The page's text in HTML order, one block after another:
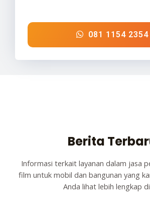
081 1154 2354
Berita
Informasi terkait layanan dalam jasa
film untuk mobil dan bangunan yang
Anda lihat lebih lengkap